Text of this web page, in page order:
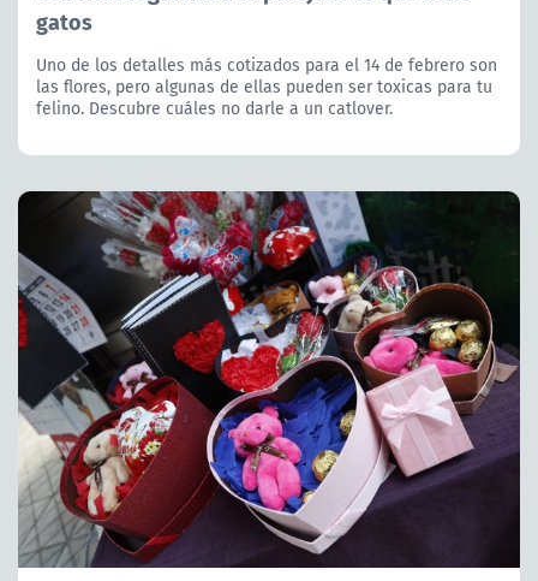
gatos
Uno de los detalles más cotizados para el 14 de febrero son
las flores, pero algunas de ellas pueden ser toxicas para tu
felino. Descubre cuáles no darle a un catlover.